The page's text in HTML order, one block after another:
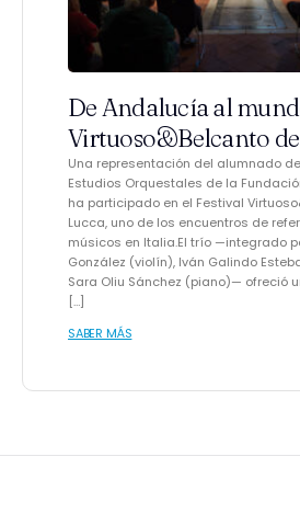
De Andalucía al
Virtuoso&Belcanto
Una representación del alumnado
Estudios Orquestales de la
ha participado en el Festival
Lucca, uno de los encuentros de
músicos en Italia.El trío —integrado
González (violín), Iván Galindo
Sara Oliu Sánchez (piano)— ofreció
[…]
SABER MÁS